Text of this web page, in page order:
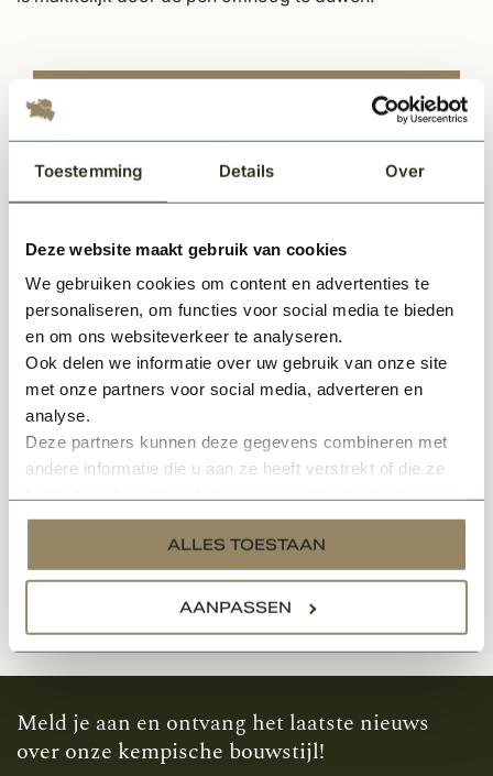
Toestemming Details Over
Deze website maakt gebruik van cookies
We gebruiken cookies om content en advertenties te
personaliseren, om functies voor social media te bieden
en om ons websiteverkeer te analyseren.
Ook delen we informatie over uw gebruik van onze site
met onze partners voor social media, adverteren en
analyse.
Deze partners kunnen deze gegevens combineren met
andere informatie die u aan ze heeft verstrekt of die ze
services.
ALLES TOESTAAN
AANPASSEN
Op voorraad
Luikvastzetter type 2 automatisch zwart
28,50 Per stuk
Meld je aan en ontvang het laatste nieuws
over onze kempische bouwstijl!